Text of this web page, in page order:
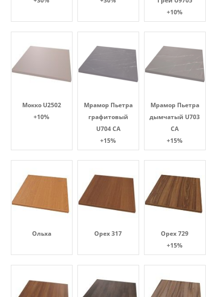
+10%
Мокко U2502
+10%
Мрамор Пьетра
графитовый
U704 CA
+15%
Мрамор Пьетра
дымчатый U703
CA
+15%
Ольха Орех 317
Орех 729
+15%